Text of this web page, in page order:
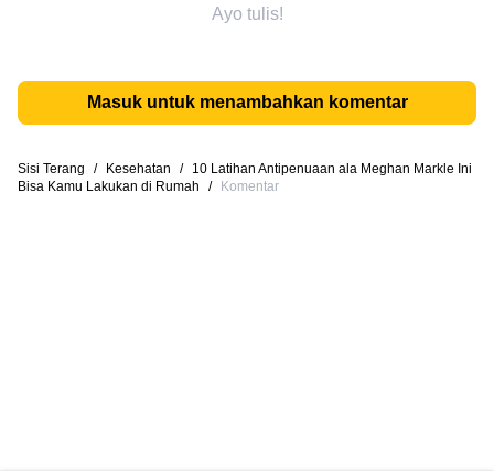
Ayo tulis!
Masuk untuk menambahkan komentar
Sisi Terang / Kesehatan /
10 Latihan Antipenuaan ala Meghan Markle Ini
Bisa Kamu Lakukan di Rumah
/ Komentar